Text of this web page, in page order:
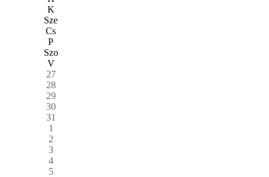
K
Sze
Cs
P
Szo
V
27
28
29
30
31
1
2
3
4
5